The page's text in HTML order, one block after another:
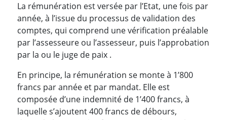
La rémunération est versée par l’Etat, une fois par
année, à l’issue du processus de validation des
comptes, qui comprend une vérification préalable
par l’assesseure ou l’assesseur, puis l’approbation
par la ou le juge de paix .
En principe, la rémunération se monte à 1’800
francs par année et par mandat. Elle est
composée d’une indemnité de 1’400 francs, à
laquelle s’ajoutent 400 francs de débours,